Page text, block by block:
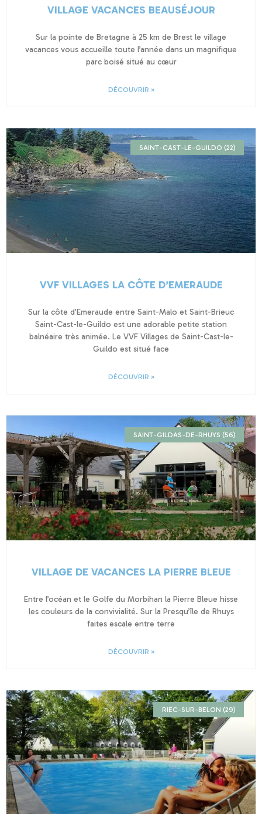
VILLAGE VACANCES BEAUSÉJOUR
Sur la pointe de Bretagne à 25 km de Brest le village
vacances vous accueille toute l’année dans un magnifique
parc boisé situé au cœur
DÉCOUVRIR »
SAINT-CAST-LE-GUILDO (22)
VVF VILLAGES LA CÔTE D’EMERAUDE
Sur la côte d’Emeraude entre Saint-Malo et Saint-Brieuc
Saint-Cast-le-Guildo est une adorable petite station
balnéaire très animée. Le VVF Villages de Saint-Cast-le-
Guildo est situé face
DÉCOUVRIR »
SAINT-GILDAS-DE-RHUYS (56)
VILLAGE DE VACANCES LA PIERRE BLEUE
Entre l’océan et le Golfe du Morbihan la Pierre Bleue hisse
les couleurs de la convivialité. Sur la Presqu’île de Rhuys
faites escale entre terre
DÉCOUVRIR »
RIEC-SUR-BELON (29)